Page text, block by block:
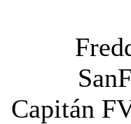
Capitán